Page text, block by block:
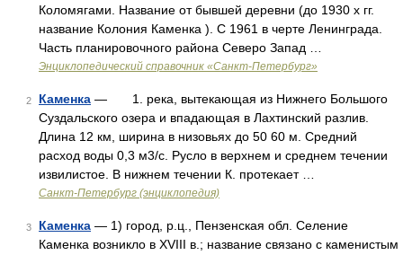
Коломягами. Название от бывшей деревни (до 1930 х гг.
название Колония Каменка ). С 1961 в черте Ленинграда.
Часть планировочного района Северо Запад …
Энциклопедический справочник «Санкт-Петербург»
2 Каменка — 1. река, вытекающая из Нижнего Большого
Суздальского озера и впадающая в Лахтинский разлив.
Длина 12 км, ширина в низовьях до 50 60 м. Средний
расход воды 0,3 м3/с. Русло в верхнем и среднем течении
извилистое. В нижнем течении К. протекает …
Санкт-Петербург (энциклопедия)
3 Каменка — 1) город, р.ц., Пензенская обл. Селение
Каменка возникло в XVIII в.; название связано с каменистым